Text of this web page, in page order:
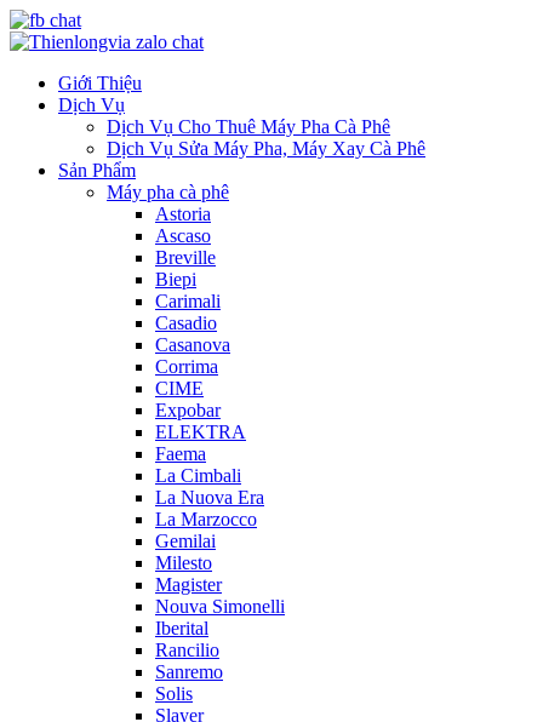
Giới Thiệu
Dịch Vụ
Dịch Vụ Cho Thuê Máy Pha Cà Phê
Dịch Vụ Sửa Máy Pha, Máy Xay Cà Phê
Sản Phẩm
Máy pha cà phê
Astoria
Ascaso
Breville
Biepi
Carimali
Casadio
Casanova
Corrima
CIME
Expobar
ELEKTRA
Faema
La Cimbali
La Nuova Era
La Marzocco
Gemilai
Milesto
Magister
Nouva Simonelli
Iberital
Rancilio
Sanremo
Solis
Slayer